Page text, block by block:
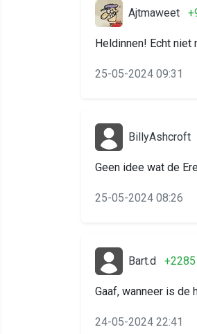
Ajtmaweet
Heldinnen! Echt niet
25-05-2024 09:31
BillyAshcroft
Geen idee wat de
25-05-2024 08:26
Bart.d +2285
Gaaf, wanneer is de
24-05-2024 22:41